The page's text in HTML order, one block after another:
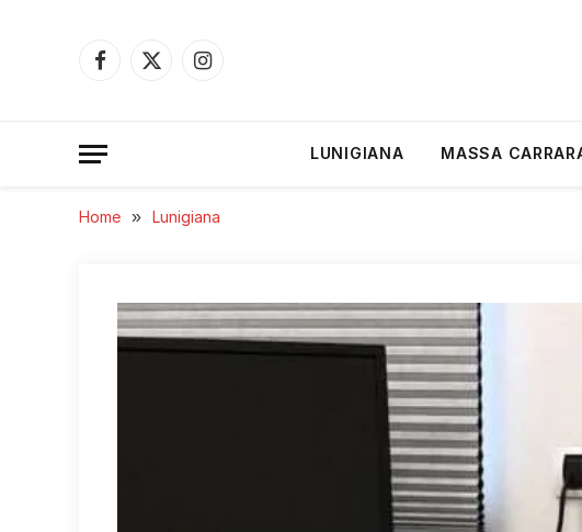
Facebook
X
Instagram
LUNIGIANA MASSA
Home » Lunigiana